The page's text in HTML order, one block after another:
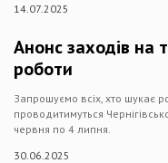
14.07.2025
Анонс заходів на
роботи
Запрошуємо всіх, хто шукає
проводитимуться
червня по 4 липня.
30.06.2025